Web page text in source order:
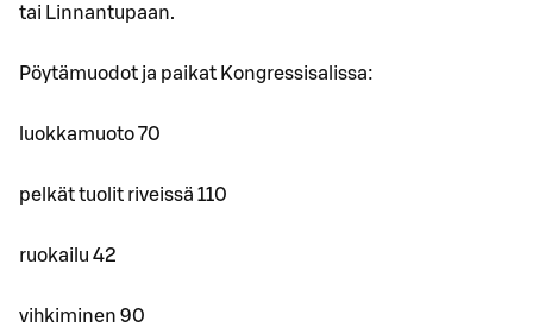
tai Linnantupaan.
Pöytämuodot ja paikat Kongressisalissa:
luokkamuoto 70
pelkät tuolit riveissä 110
ruokailu 42
vihkiminen 90